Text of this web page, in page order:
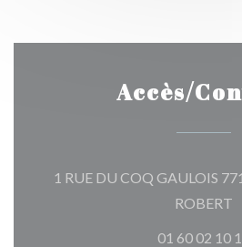
Accès/
1 RUE DU COQ GAULOIS
ROBERT
01 60 02 10